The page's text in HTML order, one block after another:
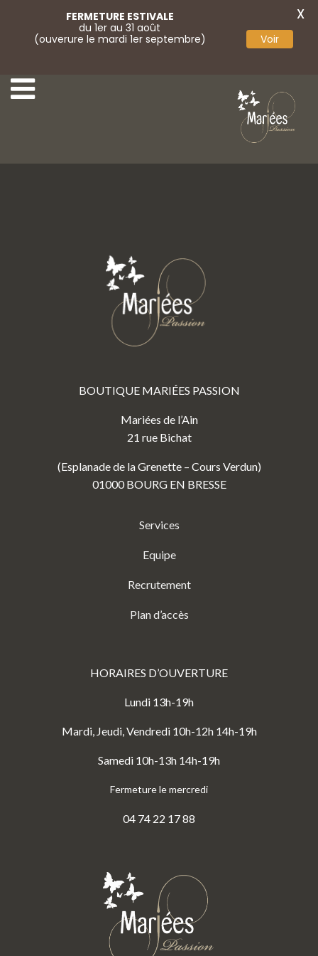
BOUTIQUE MARIÉES PASSION
Mariées de l’Ain
21 rue Bichat
(Esplanade de la Grenette – Cours Verdun)
01000 BOURG EN BRESSE
Services
Equipe
Recrutement
Plan d’accès
HORAIRES D’OUVERTURE
Lundi 13h-19h
Mardi, Jeudi, Vendredi 10h-12h 14h-19h
Samedi 10h-13h 14h-19h
Fermeture le mercredi
04 74 22 17 88
FERMETURE ESTIVALE
du 1er au 31 août
(ouverure le mardi 1er septembre)
Voir
X